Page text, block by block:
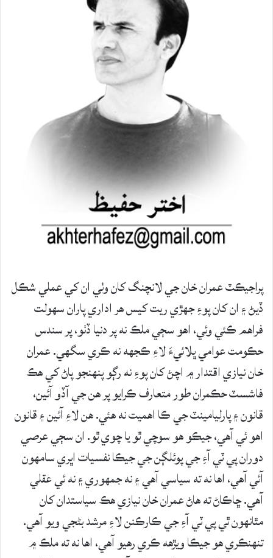
پراجيڪٽ عمران خان جي لانچنگ کان وٺي ان کي عملي شڪل
ڏيڻ ۽ ان کان پوءِ جهڙي ريت کيس هر اداري پاران سهولت
فراهم ڪئي وئي، اهو سڄي ملڪ نه پر دنيا ڏٺو، پر سندس
حڪومت عوامي ڀلائيءَ لاءِ ڪجهه نه ڪري سگهي. عمران
خان نيازي اقتدار ۾ اچڻ کان پوءِ نه رڳو پنهنجو پاڻ کي هڪ
فاشسٽ حڪمران طور متعارف ڪرايو پر هن جي آڏو آئين،
قانون ۽ پارليامينٽ جي ڪا اهميت نه هئي. هن لاءِ آئين ۽ قانون
اهو ئي آهي، جيڪو هو سوچي ٿو يا چوي ٿو. ان سڄي عرصي
دوران پي ٽي آءِ جي پوئلڳن جي جيڪا نفسيات اڀري سامهون
آئي آهي، اها نه ته سياسي آهي ۽ نه جمهوري ۽ نه ئي عقلي
آهي. ڇاڪاڻ ته هاڻ عمران خان نيازي هڪ سياستدان کان
مٿانهون ٿي پي ٽي آءِ جي ڪارڪنن لاءِ مرشد بڻجي ويو آهي.
تنهنڪري هو جيڪا ويڙهه ڪري رهيو آهي، اها نه ته ملڪ ۾